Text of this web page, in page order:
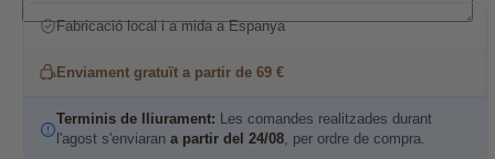
Fabricació local i a mida a Espanya
Enviament gratuït a partir de 69 €
Terminis de lliurament: Les comandes realitzades durant
l'agost s'enviaran a partir del 24/08, per ordre de compra.